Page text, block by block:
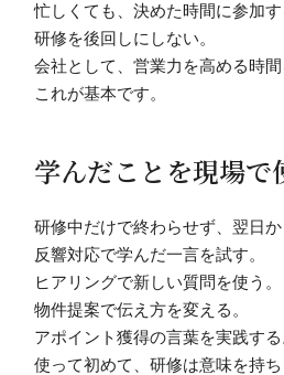
忙しくても、決めた時間に参加す
研修を後回しにしない。
会社として、営業力を高める時間
これが基本です。
学んだことを現場で
研修中だけで終わらせず、翌日か
反響対応で学んだ一言を試す。
ヒアリングで新しい質問を使う。
物件提案で伝え方を変える。
アポイント獲得の言葉を実践する
使って初めて、研修は意味を持ち